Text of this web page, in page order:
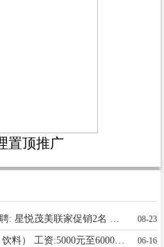
置顶推广
08-23
招聘:司机兼送货（食品＋饮料） 工资:5000元至6000元（每月三天带薪休息） 要求：年龄25岁至50岁，身体健康，无不良嗜好，能吃苦耐劳。具备C本驾照，三年以上面包货车驾驶经验，无重大交通事故记录（有饮料配送经验，熟悉太原市区道路者优先录取） 地址:太原市万柏林区开城路风声河村朝阳煤业院内（西山） 联系电话:王19903518187 06-16